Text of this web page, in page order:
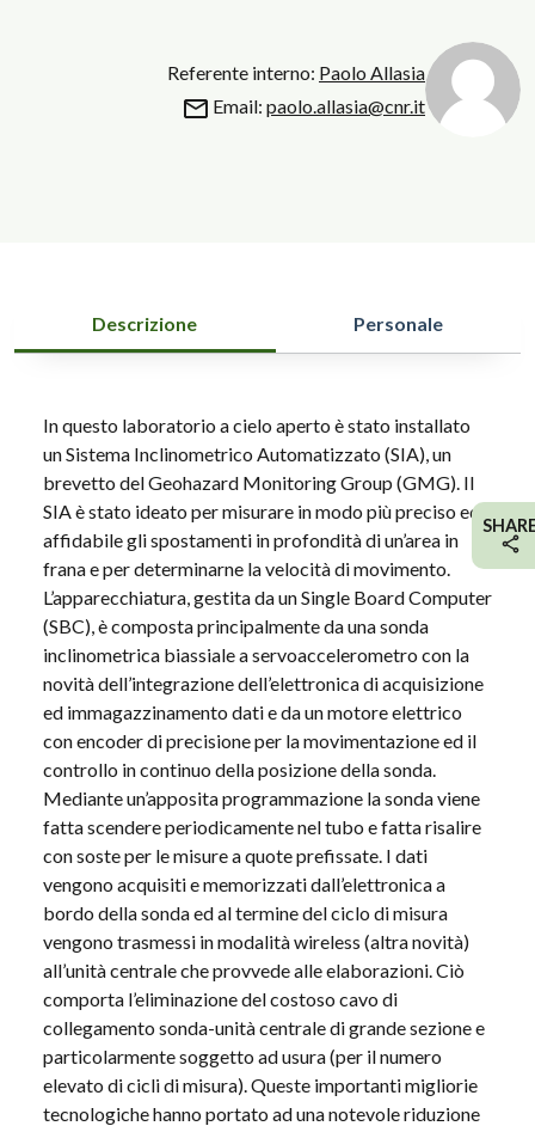
Referente interno: Paolo Allasia
Email: paolo.allasia@cnr.it
Descrizione Personale
In questo laboratorio a cielo aperto è stato installato
un Sistema Inclinometrico Automatizzato (SIA), un
brevetto delGeohazard Monitoring Group (GMG). Il
SIA è stato ideato per misurare in modo più preciso ed
affidabile gli spostamenti in profondità di un’area in
frana e per determinarne la velocità di movimento.
L’apparecchiatura, gestita da un Single Board Computer
(SBC), è composta principalmente da una sonda
inclinometrica biassiale aservoaccelerometro con la
novità dell’integrazione dell’elettronica di acquisizione
ed immagazzinamento dati e da un motore elettrico
con encoder di precisione per la movimentazione ed il
controllo in continuo della posizione della sonda.
Mediante un’apposita programmazione la sonda viene
fatta scendere periodicamente nel tubo e fatta risalire
con soste per le misure a quote prefissate. I dati
vengono acquisiti e memorizzati dall’elettronica a
bordo della sonda ed al termine del ciclo di misura
vengono trasmessi in modalità wireless (altra novità)
all’unità centrale che provvede alle elaborazioni. Ciò
comporta l’eliminazione del costoso cavo di
collegamento sonda-unità centrale di grande sezione e
particolarmente soggetto ad usura (per il numero
elevato di cicli di misura). Queste importanti migliorie
tecnologiche hanno portato ad una notevole riduzione